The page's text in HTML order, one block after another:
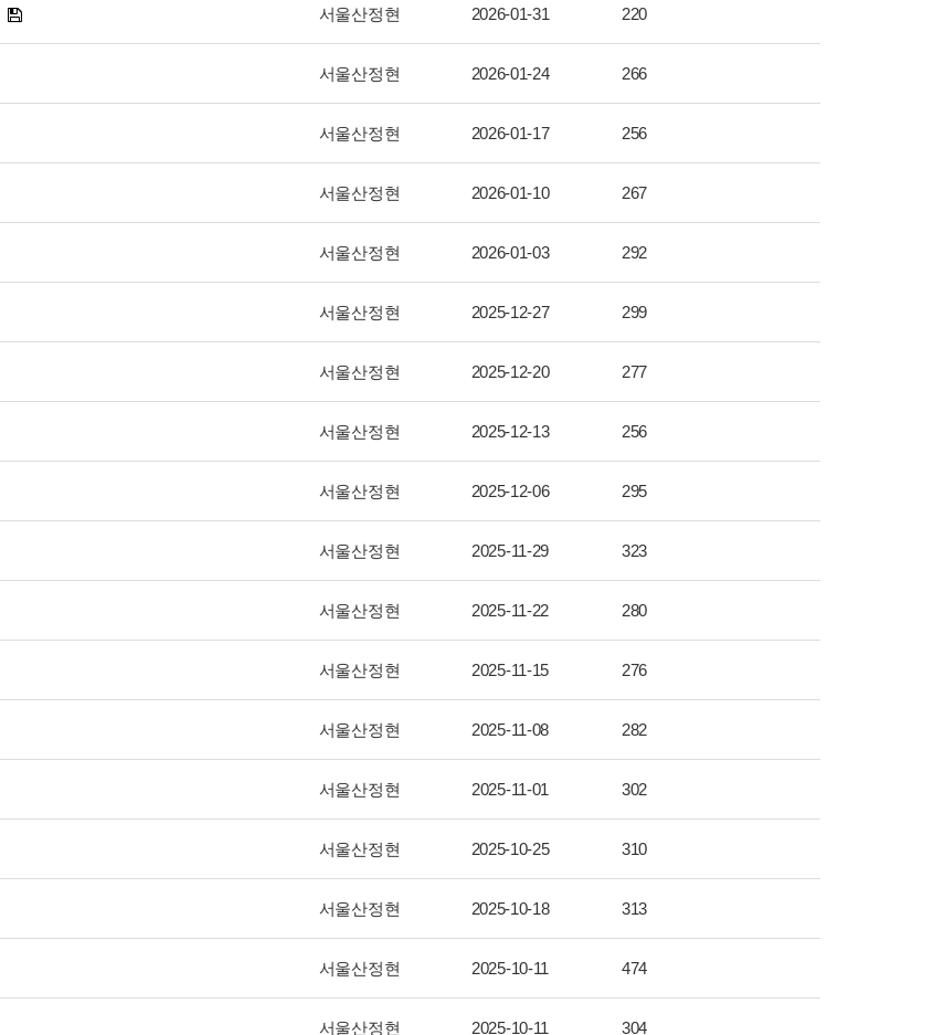
서울산정현 2026-01-31 220
서울산정현 2026-01-24 266
서울산정현 2026-01-17 256
서울산정현 2026-01-10 267
서울산정현 2026-01-03 292
서울산정현 2025-12-27 299
서울산정현 2025-12-20 277
서울산정현 2025-12-13 256
서울산정현 2025-12-06 295
서울산정현 2025-11-29 323
서울산정현 2025-11-22 280
서울산정현 2025-11-15 276
서울산정현 2025-11-08 282
서울산정현 2025-11-01 302
서울산정현 2025-10-25 310
서울산정현 2025-10-18 313
서울산정현 2025-10-11 474
서울산정현 2025-10-11 304